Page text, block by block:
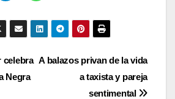
A balazos privan de la vida
a taxista y pareja
sentimental
celebra
Negra